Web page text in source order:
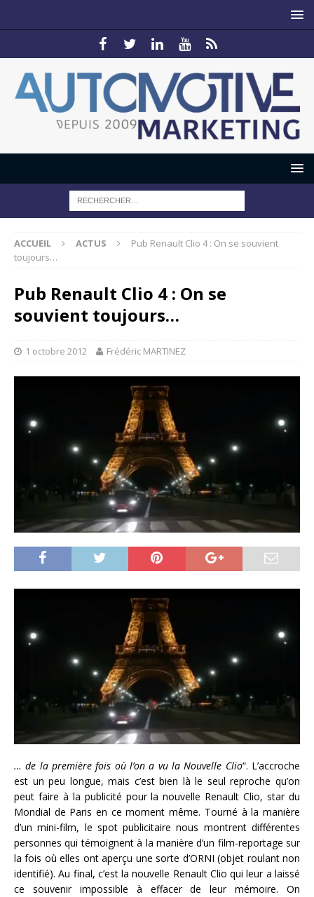
ACCUEIL ACTUS
Pub Renault Clio 4 : On se souvient
toujours…
Pub Renault Clio 4 : On se
souvient toujours…
1 octobre 2012 Frédéric MARTINEZ
… de la première fois où l’on a vu la Nouvelle Clio“. L’accroche
est un peu longue, mais c’est bien là le seul reproche qu’on
peut faire à la publicité pour la nouvelle Renault Clio, star du
Mondial de Paris en ce moment même. Tourné à la manière
d’un mini-film, le spot publicitaire nous montrent différentes
personnes qui témoignent à la manière d’un film-reportage sur
la fois où elles ont aperçu une sorte d’ORNI (objet roulant non
identifié). Au final, c’est la nouvelle Renault Clio qui leur a laissé
ce souvenir impossible à effacer de leur mémoire. On